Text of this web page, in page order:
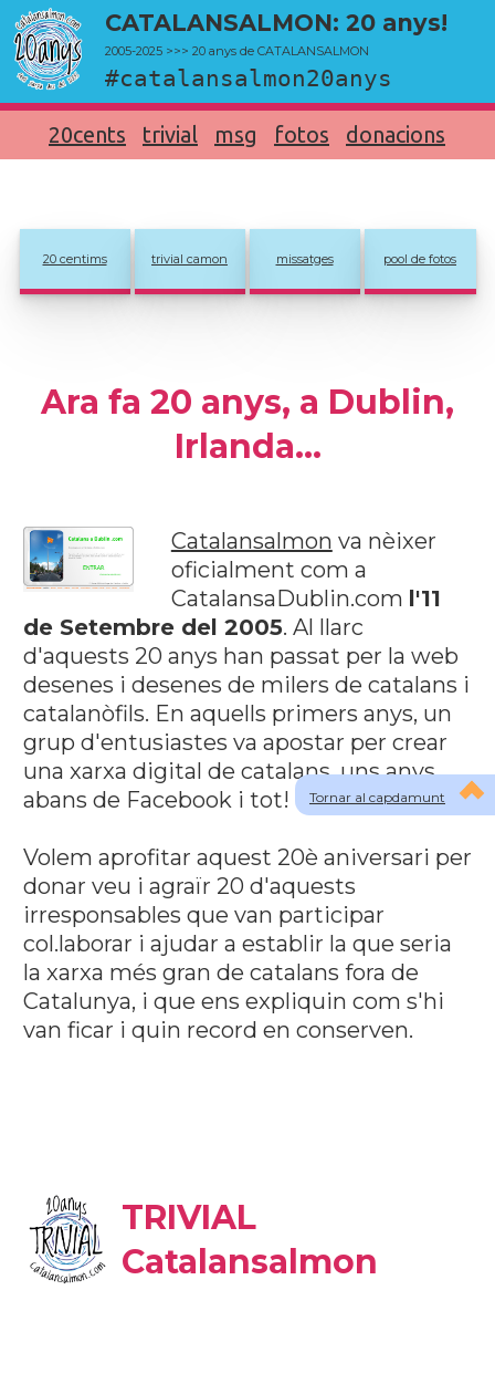
CATALANSALMON: 20 anys!
2005-2025 >>> 20 anys de CATALANSALMON
#catalansalmon20anys
20cents trivial msg fotos donacions
Tornar al capdamunt
20 centims trivial camon missatges pool de fotos
Ara fa 20 anys, a Dublin,
Irlanda...
Catalansalmon va nèixer
oficialment com a
CatalansaDublin.com l'11
de Setembre del 2005. Al llarc
d'aquests 20 anys han passat per la web
desenes i desenes de milers de catalans i
catalanòfils. En aquells primers anys, un
grup d'entusiastes va apostar per crear
una xarxa digital de catalans, uns anys
abans de Facebook i tot!
Volem aprofitar aquest 20è aniversari per
donar veu i agraïr 20 d'aquests
irresponsables que van participar
col.laborar i ajudar a establir la que seria
la xarxa més gran de catalans fora de
Catalunya, i que ens expliquin com s'hi
van ficar i quin record en conserven.
TRIVIAL
Catalansalmon